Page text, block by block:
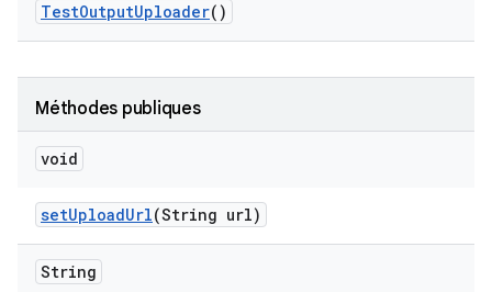
TestOutputUploader()
Méthodes publiques
void
setUploadUrl(String url)
String